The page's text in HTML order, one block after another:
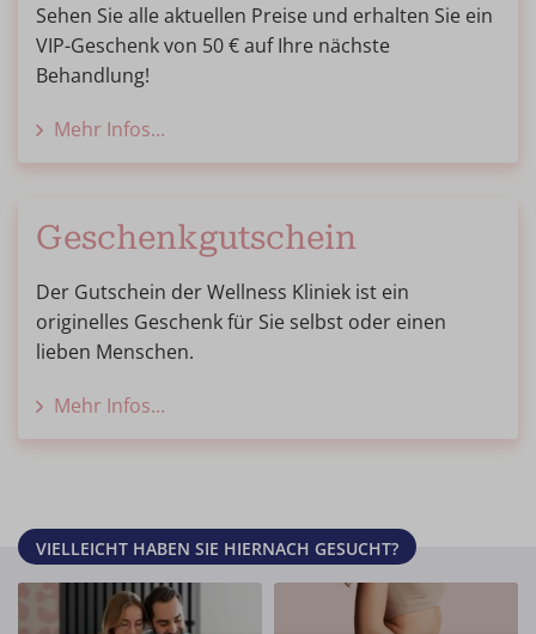
Sehen Sie alle aktuellen Preise und erhalten Sie ein
VIP-Geschenk von 50 € auf Ihre nächste
Behandlung!
Mehr Infos...
Geschenkgutschein
Der Gutschein der Wellness Kliniek ist ein
originelles Geschenk für Sie selbst oder einen
lieben Menschen.
Mehr Infos...
VIELLEICHT HABEN SIE HIERNACH GESUCHT?